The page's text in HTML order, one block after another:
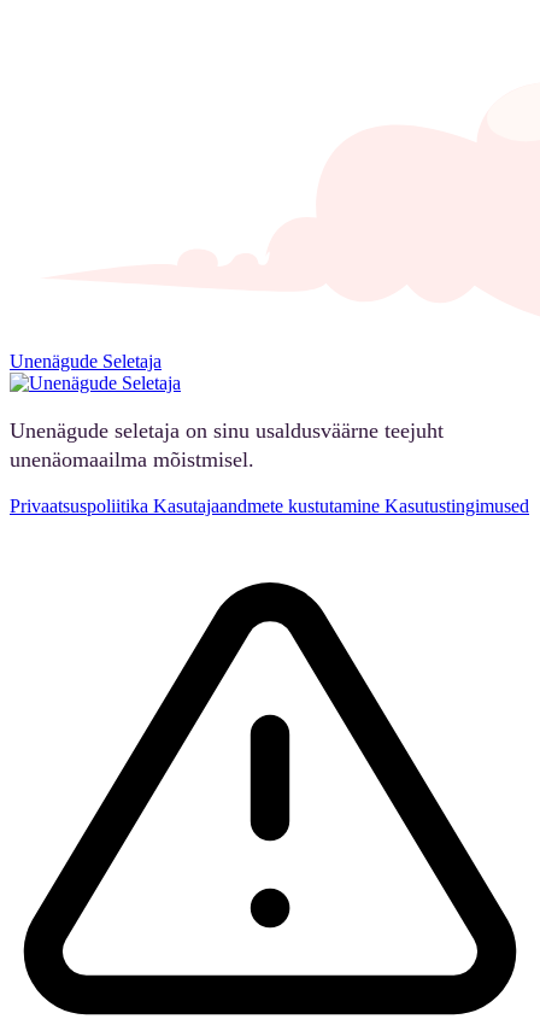
Unenägude Seletaja
Unenägude seletaja on sinu usaldusväärne teejuht
unenäomaailma mõistmisel.
Privaatsuspoliitika Kasutajaandmete kustutamine Kasutustingimused